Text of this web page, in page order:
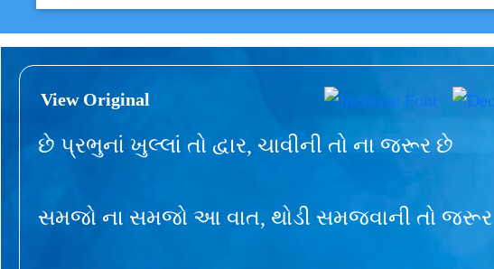
View Original
છે પ્રભુનાં ખુલ્લાં તો દ્વાર, ચાવીની તો ના જરૂર છે
સમજો ના સમજો આ વાત, થોડી સમજવાની તો